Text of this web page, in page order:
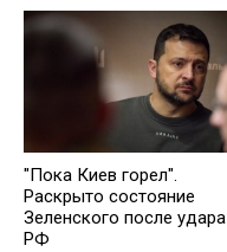
"Пока Киев горел".
Раскрыто состояние
Зеленского после удара
РФ